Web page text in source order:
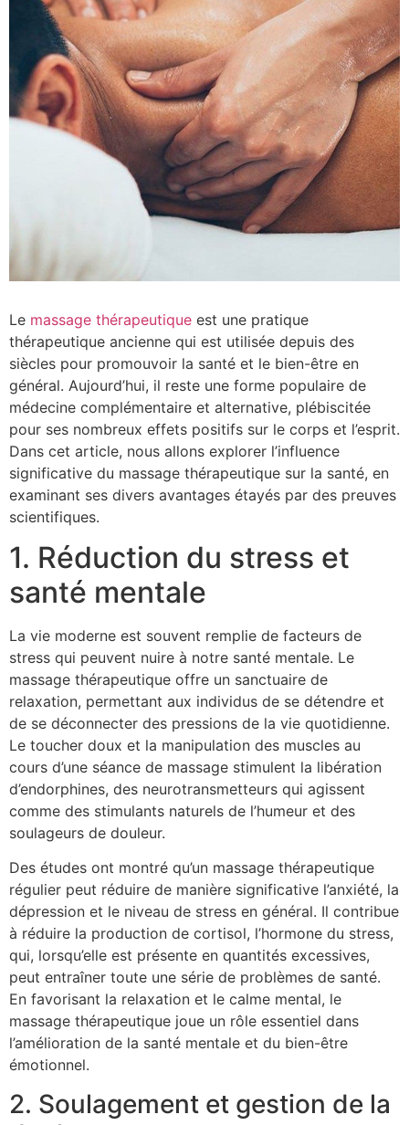
Le massage thérapeutique est une pratique
thérapeutique ancienne qui est utilisée depuis des
siècles pour promouvoir la santé et le bien-être en
général. Aujourd’hui, il reste une forme populaire de
médecine complémentaire et alternative, plébiscitée
pour ses nombreux effets positifs sur le corps et l’esprit.
Dans cet article, nous allons explorer l’influence
significative du massage thérapeutique sur la santé, en
examinant ses divers avantages étayés par des preuves
scientifiques.
1. Réduction du stress et
santé mentale
La vie moderne est souvent remplie de facteurs de
stress qui peuvent nuire à notre santé mentale. Le
massage thérapeutique offre un sanctuaire de
relaxation, permettant aux individus de se détendre et
de se déconnecter des pressions de la vie quotidienne.
Le toucher doux et la manipulation des muscles au
cours d’une séance de massage stimulent la libération
d’endorphines, des neurotransmetteurs qui agissent
comme des stimulants naturels de l’humeur et des
soulageurs de douleur.
Des études ont montré qu’un massage thérapeutique
régulier peut réduire de manière significative l’anxiété, la
dépression et le niveau de stress en général. Il contribue
à réduire la production de cortisol, l’hormone du stress,
qui, lorsqu’elle est présente en quantités excessives,
peut entraîner toute une série de problèmes de santé.
En favorisant la relaxation et le calme mental, le
massage thérapeutique joue un rôle essentiel dans
l’amélioration de la santé mentale et du bien-être
émotionnel.
2. Soulagement et gestion de la